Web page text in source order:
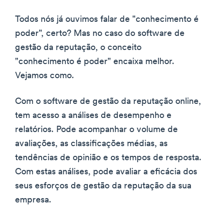
Todos nós já ouvimos falar de "conhecimento é
poder", certo? Mas no caso do software de
gestão da reputação, o conceito
"conhecimento é poder" encaixa melhor.
Vejamos como.
Com o software de gestão da reputação online,
tem acesso a análises de desempenho e
relatórios. Pode acompanhar o volume de
avaliações, as classificações médias, as
tendências de opinião e os tempos de resposta.
Com estas análises, pode avaliar a eficácia dos
seus esforços de gestão da reputação da sua
empresa.